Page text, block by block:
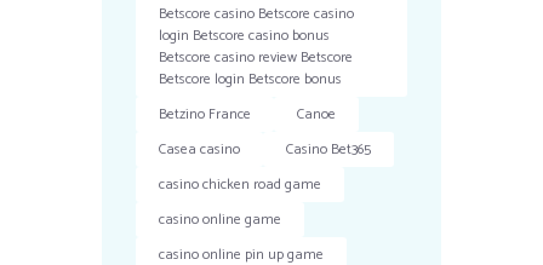
Betscore casino Betscore casino
login Betscore casino bonus
Betscore casino review Betscore
Betscore login Betscore bonus
Betzino France
Canoe
Casea casino
Casino Bet365
casino chicken road game
casino online game
casino online pin up game